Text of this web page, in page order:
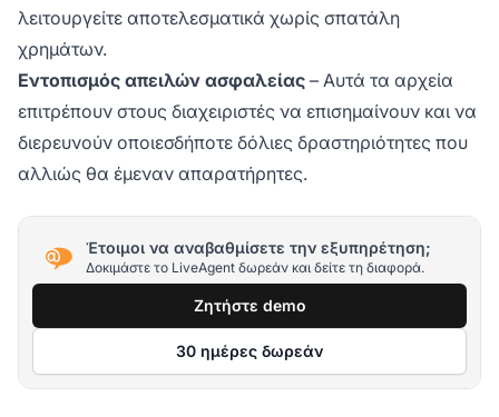
λειτουργείτε αποτελεσματικά χωρίς σπατάλη
χρημάτων.
Εντοπισμός απειλών ασφαλείας – Αυτά τα αρχεία
επιτρέπουν στους διαχειριστές να επισημαίνουν και να
διερευνούν οποιεσδήποτε δόλιες δραστηριότητες που
αλλιώς θα έμεναν απαρατήρητες.
Έτοιμοι να αναβαθμίσετε την εξυπηρέτηση;
Δοκιμάστε το LiveAgent δωρεάν και δείτε τη διαφορά.
Ζητήστε demo
30 ημέρες δωρεάν